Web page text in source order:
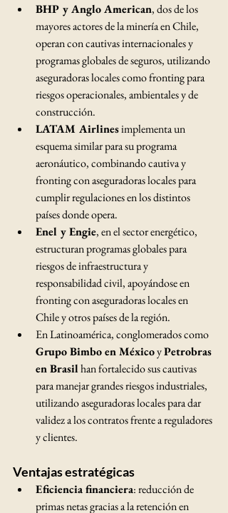
BHP y Anglo American, dos de los
mayores actores de la minería en Chile,
operan con cautivas internacionales y
programas globales de seguros, utilizando
aseguradoras locales como fronting para
riesgos operacionales, ambientales y de
construcción.
LATAM Airlines implementa un
esquema similar para su programa
aeronáutico, combinando cautiva y
fronting con aseguradoras locales para
cumplir regulaciones en los distintos
países donde opera.
Enel y Engie, en el sector energético,
estructuran programas globales para
riesgos de infraestructura y
responsabilidad civil, apoyándose en
fronting con aseguradoras locales en
Chile y otros países de la región.
En Latinoamérica, conglomerados como
Grupo Bimbo en México y Petrobras
en Brasil han fortalecido sus cautivas
para manejar grandes riesgos industriales,
utilizando aseguradoras locales para dar
validez a los contratos frente a reguladores
y clientes.
Ventajas estratégicas
Eficiencia financiera: reducción de
primas netas gracias a la retención en